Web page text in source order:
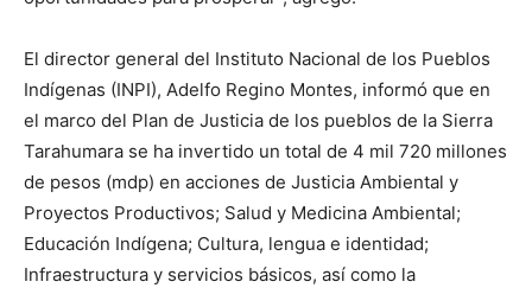
El director general del Instituto Nacional de los Pueblos
Indígenas (INPI), Adelfo Regino Montes, informó que en
el marco del Plan de Justicia de los pueblos de la Sierra
Tarahumara se ha invertido un total de 4 mil 720 millones
de pesos (mdp) en acciones de Justicia Ambiental y
Proyectos Productivos; Salud y Medicina Ambiental;
Educación Indígena; Cultura, lengua e identidad;
Infraestructura y servicios básicos, así como la